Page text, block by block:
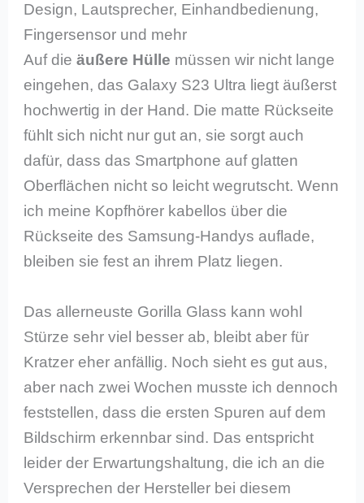
Design, Lautsprecher, Einhandbedienung,
Fingersensor und mehr
Auf dieäußere Hülle müssen wir nicht lange
eingehen, das Galaxy S23 Ultra liegt äußerst
hochwertig in der Hand. Die matte Rückseite
fühlt sich nicht nur gut an, sie sorgt auch
dafür, dass das Smartphone auf glatten
Oberflächen nicht so leicht wegrutscht. Wenn
ich meine Kopfhörer kabellos über die
Rückseite des Samsung-Handys auflade,
bleiben sie fest an ihrem Platz liegen.
Das allerneuste Gorilla Glass kann wohl
Stürze sehr viel besser ab, bleibt aber für
Kratzer eher anfällig. Noch sieht es gut aus,
aber nach zwei Wochen musste ich dennoch
feststellen, dass die ersten Spuren auf dem
Bildschirm erkennbar sind. Das entspricht
leider der Erwartungshaltung, die ich an die
Versprechen der Hersteller bei diesem